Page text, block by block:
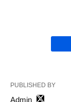
PUBLISHED BY
Admin